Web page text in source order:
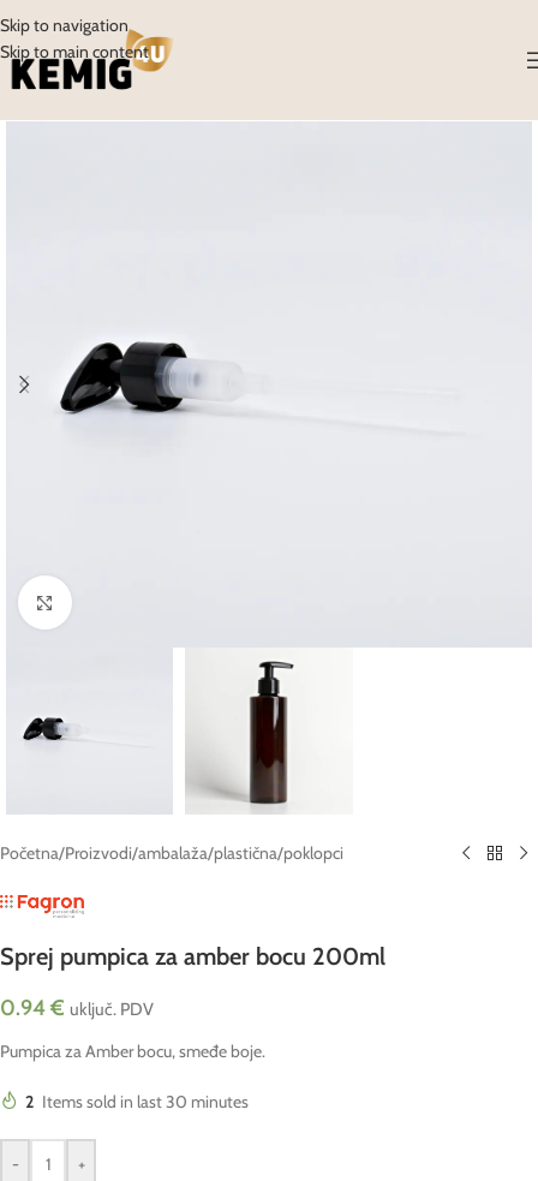
Skip to navigation
Skip to main content
Click to enlarge
Početna/Proizvodi/ambalaža/plastična/poklopci
Sprej pumpica za amber bocu 200ml
0.94€ uključ. PDV
Pumpica za Amber bocu, smeđe boje.
2 Items sold in last 30 minutes
- +